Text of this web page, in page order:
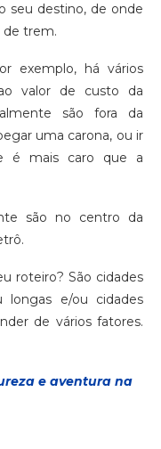
seu destino, de onde
de trem.
exemplo, há vários
valor de custo da
são fora da
uma carona, ou ir
é mais caro que a
são no centro da
roteiro? São cidades
longas e/ou cidades
de vários fatores.
e aventura na